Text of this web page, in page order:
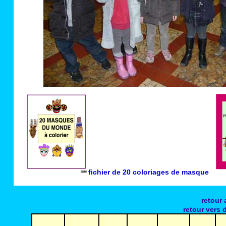
fichier de 20 coloriages de masque
retour
retour vers